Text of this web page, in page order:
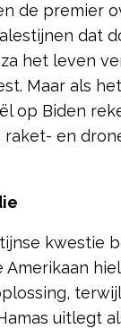
de premier
dat
het leven
Maar als
op Biden
en
kwestie
Amerikaan
uitlegt